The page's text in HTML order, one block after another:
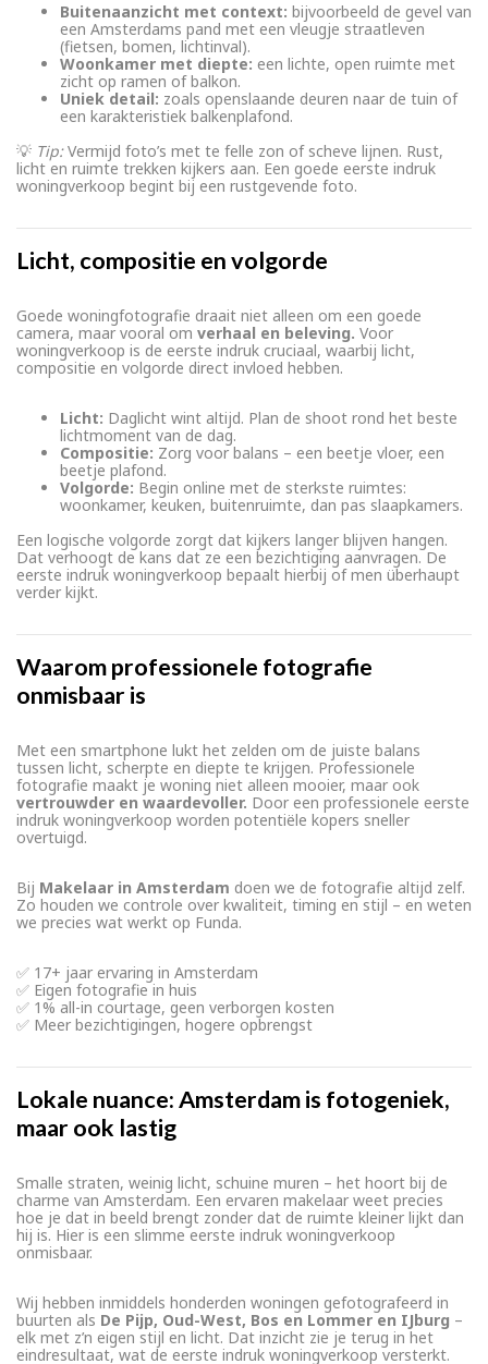
Buitenaanzicht met context: bijvoorbeeld de gevel van
een Amsterdams pand met een vleugje straatleven
(fietsen, bomen, lichtinval).
Woonkamer met diepte: een lichte, open ruimte met
zicht op ramen of balkon.
Uniek detail: zoals openslaande deuren naar de tuin of
een karakteristiek balkenplafond.
💡 Tip:Vermijd foto’s met te felle zon of scheve lijnen. Rust,
licht en ruimte trekken kijkers aan. Een goede eerste indruk
woningverkoop begint bij een rustgevende foto.
Licht, compositie en volgorde
Goede woningfotografie draait niet alleen om een goede
camera, maar vooral om verhaal en beleving. Voor
woningverkoop is de eerste indruk cruciaal, waarbij licht,
compositie en volgorde direct invloed hebben.
Licht: Daglicht wint altijd. Plan de shoot rond het beste
lichtmoment van de dag.
Compositie: Zorg voor balans – een beetje vloer, een
beetje plafond.
Volgorde: Begin online met de sterkste ruimtes:
woonkamer, keuken, buitenruimte, dan pas slaapkamers.
Een logische volgorde zorgt dat kijkers langer blijven hangen.
Dat verhoogt de kans dat ze een bezichtiging aanvragen. De
eerste indruk woningverkoop bepaalt hierbij of men überhaupt
verder kijkt.
Waarom professionele fotografie
onmisbaar is
Met een smartphone lukt het zelden om de juiste balans
tussen licht, scherpte en diepte te krijgen. Professionele
fotografie maakt je woning niet alleen mooier, maar ook
vertrouwder en waardevoller. Door een professionele eerste
indruk woningverkoop worden potentiële kopers sneller
overtuigd.
Bij Makelaar in Amsterdam doen we de fotografie altijd zelf.
Zo houden we controle over kwaliteit, timing en stijl – en weten
we precies wat werkt op Funda.
✅ 17+ jaar ervaring in Amsterdam
✅ Eigen fotografie in huis
✅ 1% all-in courtage, geen verborgen kosten
✅ Meer bezichtigingen, hogere opbrengst
Lokale nuance: Amsterdam is fotogeniek,
maar ook lastig
Smalle straten, weinig licht, schuine muren – het hoort bij de
charme van Amsterdam. Een ervaren makelaar weet precies
hoe je dat in beeld brengt zonder dat de ruimte kleiner lijkt dan
hij is. Hier is een slimme eerste indruk woningverkoop
onmisbaar.
Wij hebben inmiddels honderden woningen gefotografeerd in
buurten als De Pijp, Oud-West, Bos en Lommer en IJburg –
elk met z’n eigen stijl en licht. Dat inzicht zie je terug in het
eindresultaat, wat de eerste indruk woningverkoop versterkt.